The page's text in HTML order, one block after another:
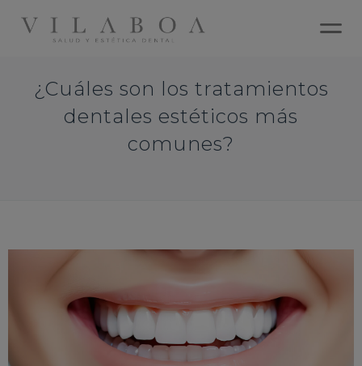
¿Cuáles son los tratamientos
dentales estéticos más
comunes?